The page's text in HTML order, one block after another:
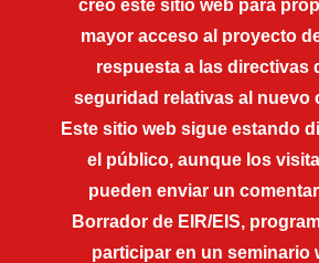
creó este sitio web para
mayor acceso al proyecto
respuesta a las directivas
seguridad relativas al nuevo
Este sitio web sigue estando
el público, aunque los
pueden enviar un
Borrador de EIR/EIS,
participar en un seminario